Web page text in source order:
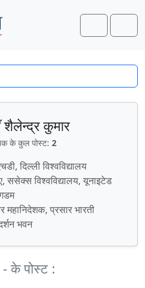
Search
शैलेन्द्र कुमार
के कुल पोस्ट: 2
दिल्ली विश्वविद्यालय
ससेक्स विश्वविद्यालय, यूनाइटेड
महानिदेशक, प्रसार भारती
भवन
के पोस्ट :